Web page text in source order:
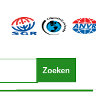
- FIRGAS
>FIRGAS